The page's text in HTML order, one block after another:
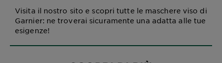
Visita il nostro sito e scopri tutte le maschere viso di
Garnier: ne troverai sicuramente una adatta alle tue
esigenze!